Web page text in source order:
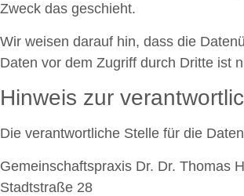
Zweck das geschieht.
Wir weisen darauf hin, dass die
Daten vor dem Zugriff durch Dritte ist
Hinweis zur
Die verantwortliche Stelle für die
Gemeinschaftspraxis Dr. Dr. Thomas
Stadtstraße 28